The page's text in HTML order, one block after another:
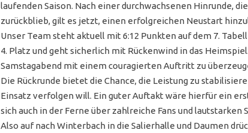
laufenden Saison. Nach einer durchwachsenen Hinrunde,
zurückblieb, gilt es jetzt, einen erfolgreichen Neustart
Unser Team steht aktuell mit 6:12 Punkten auf dem 7.
4. Platz und geht sicherlich mit Rückenwind in das
Samstagabend mit einem couragierten Auftritt zu
Die Rückrunde bietet die Chance, die Leistung zu
Einsatz verfolgen will. Ein guter Auftakt wäre hierfür ein
sich auch in der Ferne über zahlreiche Fans und
Also auf nach Winterbach in die Salierhalle und Daumen